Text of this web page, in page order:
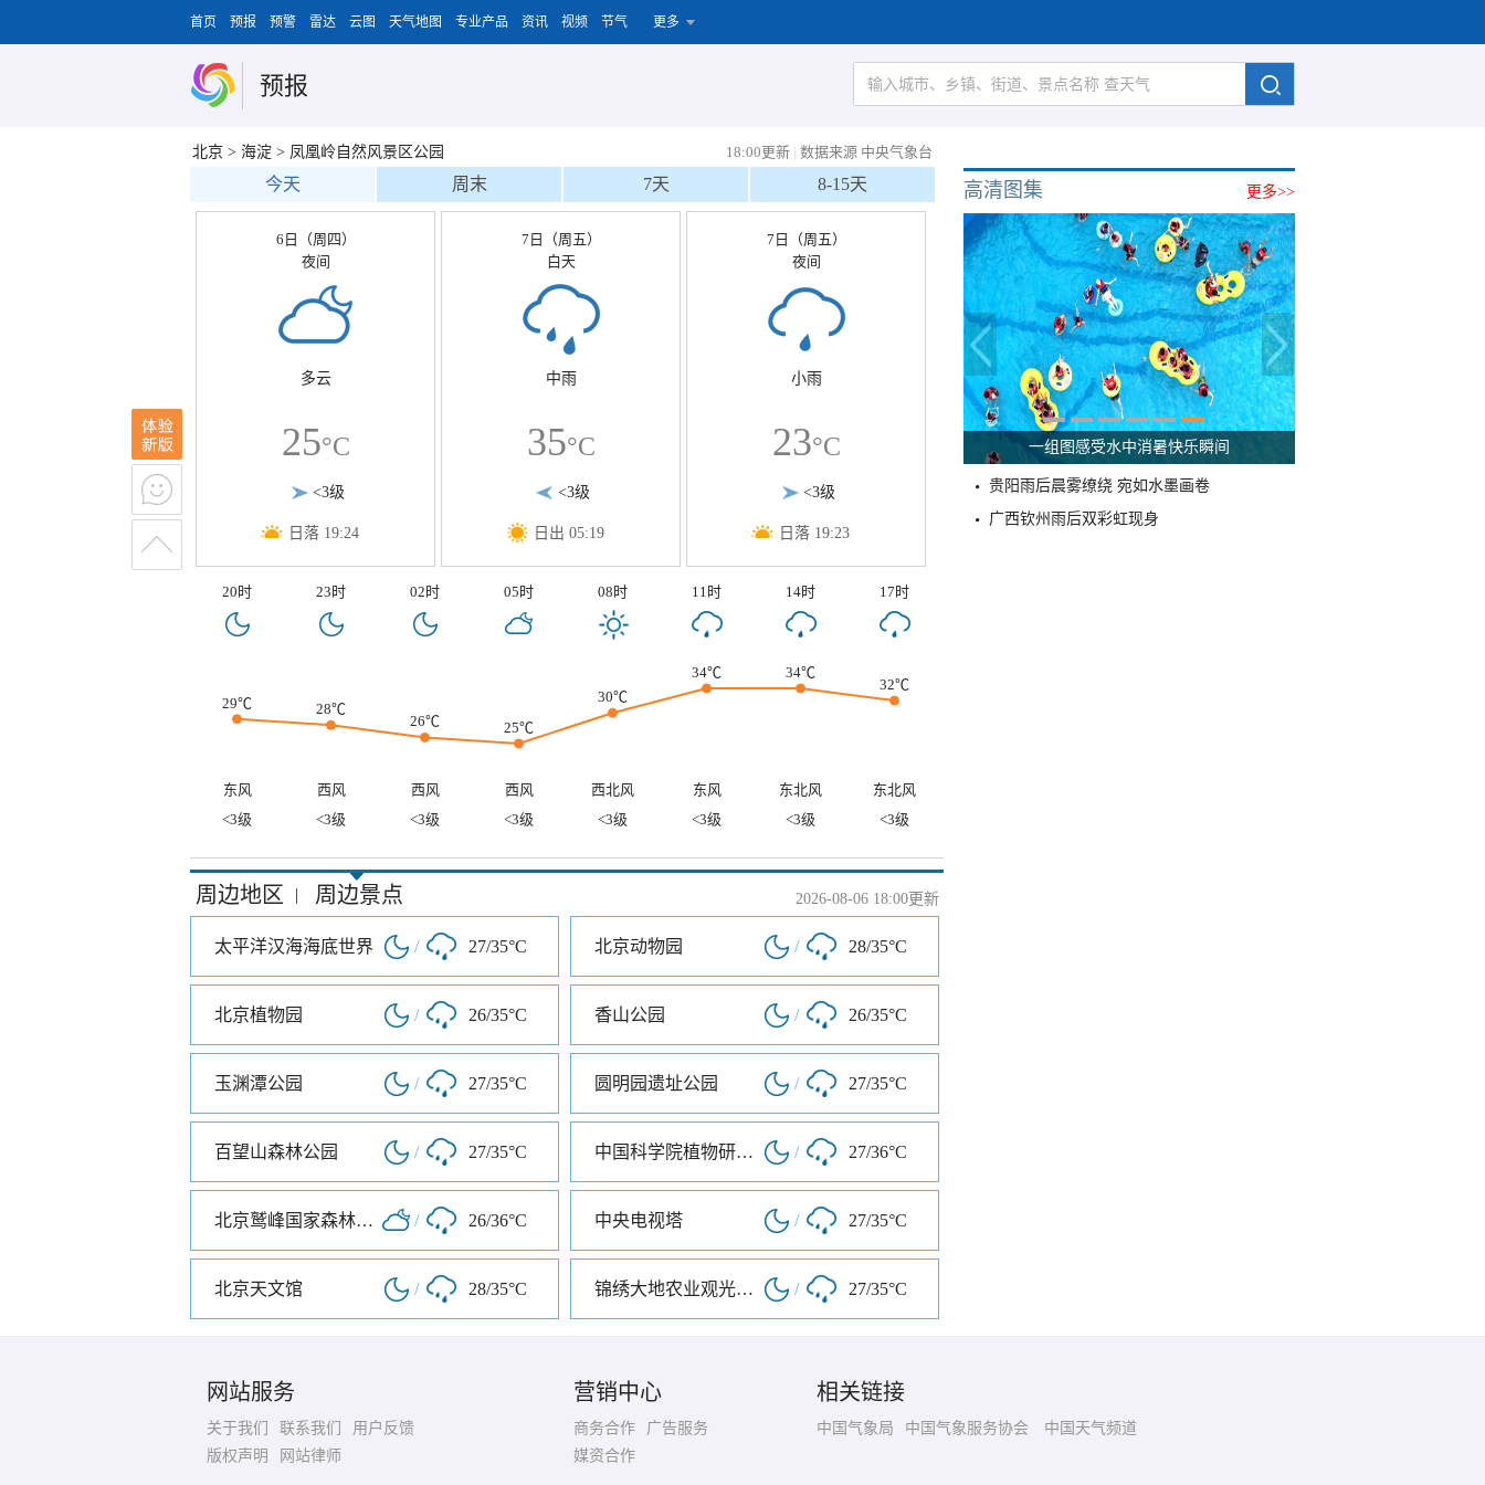
首页 预报 预警 雷达 云图 天气地图 专业产品 资讯 视频 节气 更多
预报
北京 > 海淀 > 凤凰岭自然风景区公园 18:00更新 | 数据来源 中央气象台
今天 周末 7天 8-15天
6日（周四）
夜间
多云
25°C
<3级
日落 19:24
7日（周五）
白天
中雨
35°C
<3级
日出 05:19
7日（周五）
夜间
小雨
23°C
<3级
日落 19:23
20时 23时 02时 05时 08时 11时 14时 17时
29℃ 28℃
26℃ 25℃
30℃
34℃ 34℃
32℃
东风 西风 西风 西风 西北风 东风 东北风
东北风
<3级
<3级 <3级 <3级 <3级 <3级 <3级 <3级
周边地区 | 周边景点 2026-08-06 18:00更新
太平洋汉海海底世界 / 27/35°C 北京动物园 / 28/35°C
北京植物园 / 26/35°C 香山公园 / 26/35°C
玉渊潭公园 / 27/35°C 圆明园遗址公园 / 27/35°C
百望山森林公园 / 27/35°C 中国科学院植物研究所北京植物园 / 27/36°C
北京鹫峰国家森林公园 / 26/36°C 中央电视塔 / 27/35°C
北京天文馆 / 28/35°C 锦绣大地农业观光园区 / 27/35°C
更多>>
高清图集
一组图感受水中消暑快乐瞬间
贵阳雨后晨雾缭绕 宛如水墨画卷
广西钦州雨后双彩虹现身
网站服务
关于我们 联系我们
用户反馈
版权声明
网站律师
营销中心
商务合作
广告服务
媒资合作
相关链接
中国气象局 中国气象服务协会 中国天气频道